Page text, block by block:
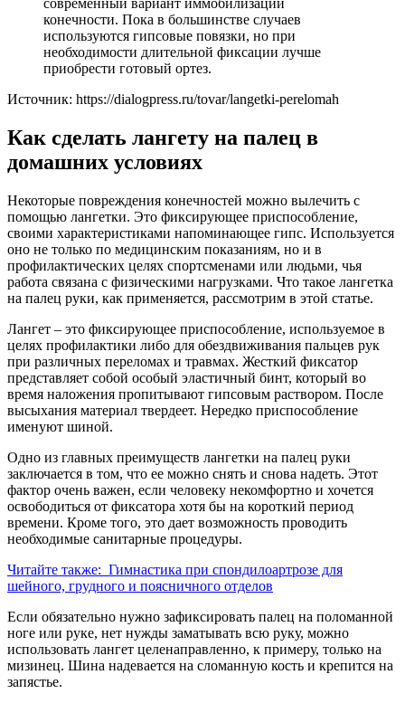
конечности. Пока в большинстве случаев
используются гипсовые повязки, но при
необходимости длительной фиксации лучше
приобрести готовый ортез.
Источник: https://dialogpress.ru/tovar/langetki-perelomah
Как сделать лангету на палец в
домашних условиях
Некоторые повреждения конечностей можно вылечить с
помощью лангетки. Это фиксирующее приспособление,
своими характеристиками напоминающее гипс. Используется
оно не только по медицинским показаниям, но и в
профилактических целях спортсменами или людьми, чья
работа связана с физическими нагрузками. Что такое лангетка
на палец руки, как применяется, рассмотрим в этой статье.
Лангет – это фиксирующее приспособление, используемое в
целях профилактики либо для обездвиживания пальцев рук
при различных переломах и травмах. Жесткий фиксатор
представляет собой особый эластичный бинт, который во
время наложения пропитывают гипсовым раствором. После
высыхания материал твердеет. Нередко приспособление
именуют шиной.
Одно из главных преимуществ лангетки на палец руки
заключается в том, что ее можно снять и снова надеть. Этот
фактор очень важен, если человеку некомфортно и хочется
освободиться от фиксатора хотя бы на короткий период
времени. Кроме того, это дает возможность проводить
необходимые санитарные процедуры.
Читайте также: Гимнастика при спондилоартрозе для
шейного, грудного и поясничного отделов
Если обязательно нужно зафиксировать палец на поломанной
ноге или руке, нет нужды заматывать всю руку, можно
использовать лангет целенаправленно, к примеру, только на
мизинец. Шина надевается на сломанную кость и крепится на
запястье.